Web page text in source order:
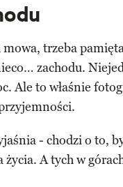
trzeba
zachodu.
Ale to właśnie
- chodzi o to,
życia. A tych w